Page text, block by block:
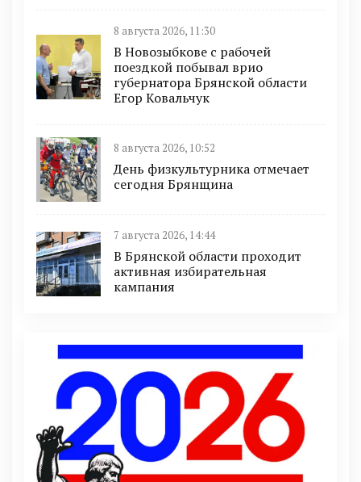
8 августа 2026, 11:30
В Новозыбкове с рабочей
поездкой побывал врио
губернатора Брянской области
Егор Ковальчук
8 августа 2026, 10:52
День физкультурника отмечает
сегодня Брянщина
7 августа 2026, 14:44
В Брянской области проходит
активная избирательная
кампания